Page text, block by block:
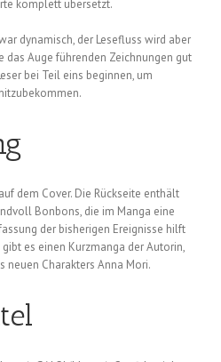
komplett übersetzt.
dynamisch, der Lesefluss wird aber
das Auge führenden Zeichnungen gut
bei Teil eins beginnen, um
dem Cover. Die Rückseite enthält
Bonbons, die im Manga eine
der bisherigen Ereignisse hilft
es einen Kurzmanga der Autorin,
neuen Charakters Anna Mori.